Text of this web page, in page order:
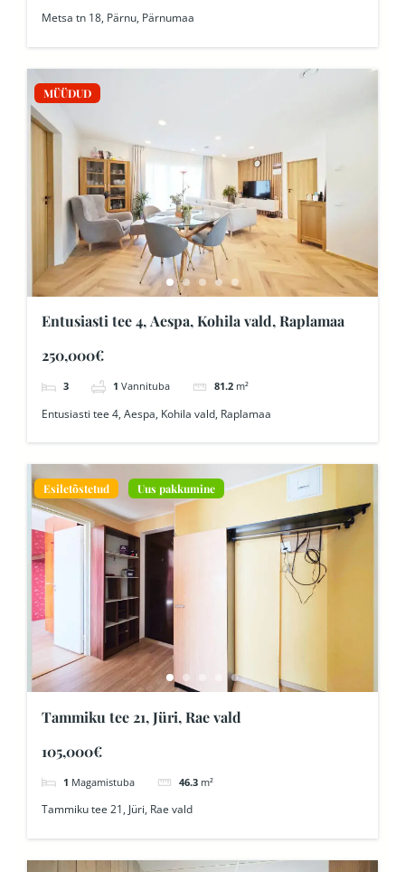
Metsa tn 18, Pärnu, Pärnumaa
MÜÜDUD
Entusiasti tee 4, Aespa, Kohila vald, Raplamaa
250,000€
3 1 Vannituba 81.2 m²
Entusiasti tee 4, Aespa, Kohila vald, Raplamaa
Esiletõstetud Uus pakkumine
Tammiku tee 21, Jüri, Rae vald
105,000€
1 Magamistuba 46.3 m²
Tammiku tee 21, Jüri, Rae vald